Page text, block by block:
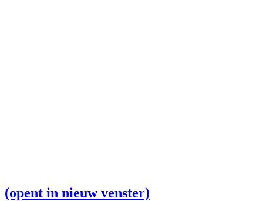
(opent in nieuw venster)